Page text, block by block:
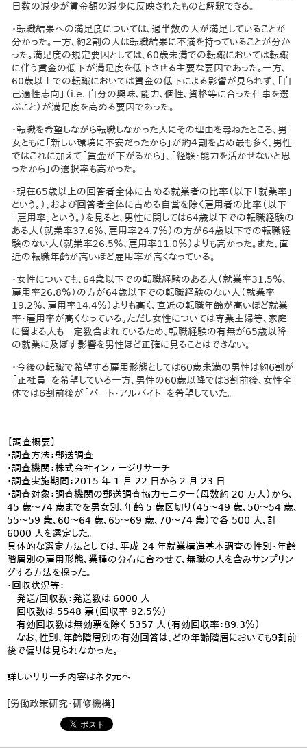
日数の減少が賃金額の減少に反映されたものと解釈できる。
・転職結果への満足度については、過半数の人が満足していることが
分かった。一方、約２割の人は転職結果に不満を持っていることが分か
った。満足度の規定要因としては、60歳未満での転職においては転職
に伴う賃金の低下が満足度を低下させる主要な要因であった。一方、
60歳以上での転職においては賃金の低下による影響が見られず、「自
己適性志向」（i.e. 自分の興味、能力、個性、資格等に合った仕事を選
ぶこと）が満足度を高める要因であった。
・転職を希望しながら転職しなかった人にその理由を尋ねたところ、男
女ともに「新しい環境に不安だったから」が約４割を占め最も多く、男性
ではこれに加えて「賃金が下がるから」、「経験・能力を活かせないと思
ったから」の選択率も高かった。
・現在65歳以上の回答者全体に占める就業者の比率（以下「就業率」
という。）、および回答者全体に占める自営を除く雇用者の比率（以下
「雇用率」という。）を見ると、男性に関しては64歳以下での転職経験の
ある人（就業率37.6％、雇用率24.7％）の方が64歳以下での転職経
験のない人（就業率26.5％、雇用率11.0％）よりも高かった。また、直
近の転職年齢が高いほど雇用率が高くなっている。
・女性についても、64歳以下での転職経験のある人（就業率31.5％、
雇用率26.8％）の方が64歳以下での転職経験のない人（就業率
19.2％、雇用率14.4％）よりも高く、直近の転職年齢が高いほど就業
率・雇用率が高くなっている。ただし女性については専業主婦等、家庭
に留まる人も一定数含まれているため、転職経験の有無が65歳以降
の就業に及ぼす影響を男性ほど正確に見ることはできない。
・今後の転職で希望する雇用形態としては60歳未満の男性は約６割が
「正社員」を希望している一方、男性の60歳以降では３割前後、女性全
体では６割前後が「パート・アルバイト」を希望していた。
【調査概要】
・調査方法：郵送調査
・調査機関：株式会社インテージリサーチ
・調査実施期間：2015 年 1 月 22 日から 2 月 23 日
・調査対象：調査機関の郵送調査協力モニター（母数約 20 万人）から、
45 歳～74 歳までを男女別、年齢 5 歳区切り（45～49 歳、50～54 歳、
55～59 歳、60～64 歳、65～69 歳、70～74 歳）で各 500 人、計
6000 人を選定した。
具体的な選定方法としては、平成 24 年就業構造基本調査の性別・年齢
階層別の雇用形態、業種の分布に合わせて、無職の人を含みサンプリン
グする方法を採った。
・回収状況等：
発送/回収数：発送数は 6000 人
回収数は 5548 票（回収率 92.5％）
有効回収数は無効票を除く 5357 人（有効回収率：89.3％）
なお、性別、年齢階層別の有効回答は、どの年齢階層においても９割前
後で偏りは見られなかった。
詳しいリサーチ内容はネタ元へ
[労働政策研究・研修機構]